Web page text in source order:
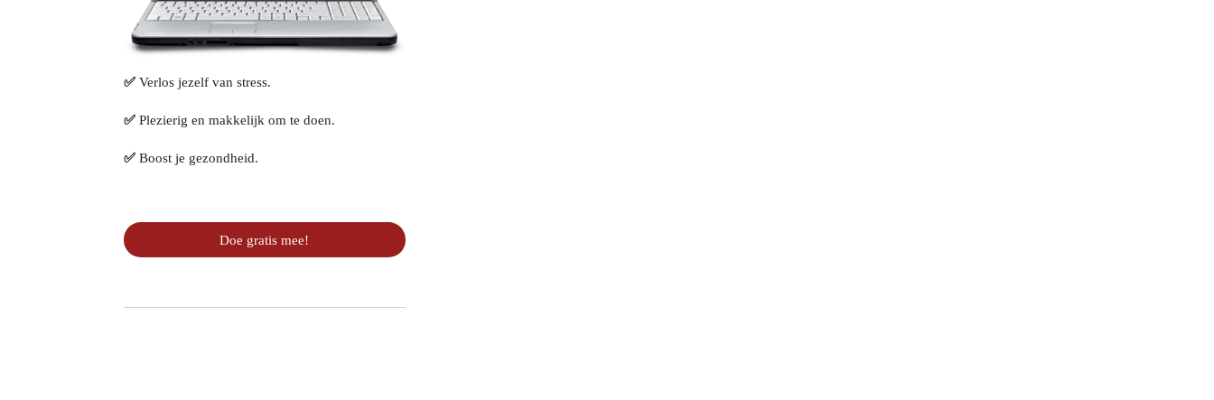
✅ Verlos jezelf van stress.
✅ Plezierig en makkelijk om te doen.
✅ Boost je gezondheid.
Doe gratis mee!